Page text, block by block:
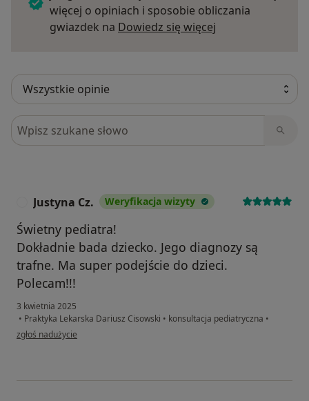
więcej o opiniach i sposobie obliczania
gwiazdek na Dowiedz się więcej
Szukaj w opiniach
Justyna Cz. Weryfikacja wizyty
Świetny pediatra!
Dokładnie bada dziecko. Jego diagnozy są
trafne. Ma super podejście do dzieci.
Polecam!!!
3 kwietnia 2025
• Praktyka Lekarska Dariusz Cisowski • konsultacja pediatryczna •
w opinii użytkownika Justyna Cz.
zgłoś nadużycie